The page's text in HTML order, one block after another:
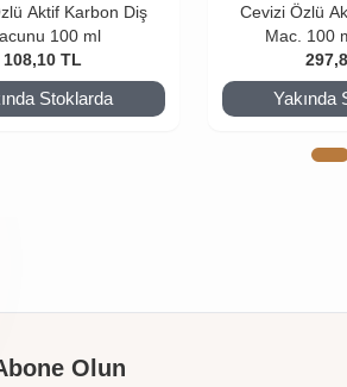
Aktif Karbon Diş
100 ml
108,10 TL
Stoklarda
Cevizi Özlü
Mac. 100
Yakında
Olun